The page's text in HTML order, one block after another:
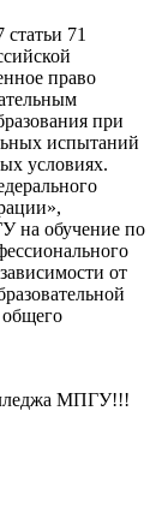
71
право
при
испытаний
условиях.
на обучение по
от
МПГУ!!!